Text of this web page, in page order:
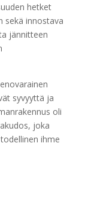
hetket
sekä innostava
jännitteen
syvyyttä ja
oli
joka
ihme